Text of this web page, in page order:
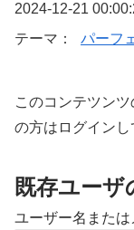
2024-12-21
テーマ：
パーフ
このコンテツン
の方はログインし
既存ユーザ
ユーザー名また